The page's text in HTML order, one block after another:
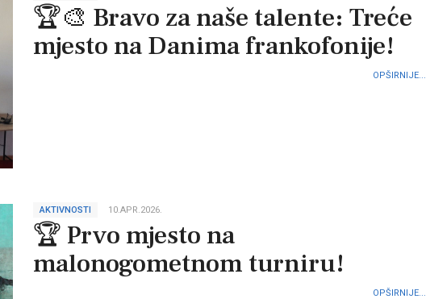
🏆🎨 Bravo za naše talente: Treće
mjesto na Danima frankofonije! ⠀
OPŠIRNIJE...
AKTIVNOSTI 10.APR.2026.
🏆 Prvo mjesto na
malonogometnom turniru!
OPŠIRNIJE...